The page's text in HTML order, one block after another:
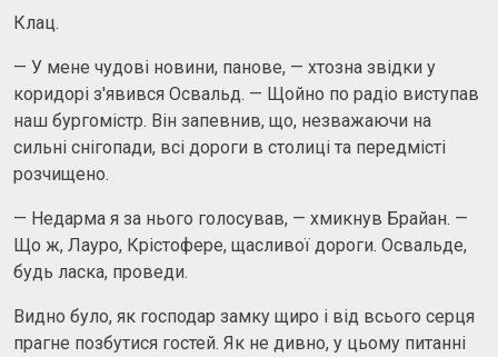
Клац.
— У мене чудові новини, панове, — хтозна звідки у
коридорі з'явився Освальд. — Щойно по радіо виступав
наш бургомістр. Він запевнив, що, незважаючи на
сильні снігопади, всі дороги в столиці та передмісті
розчищено.
— Недарма я за нього голосував, — хмикнув Брайан. —
Що ж, Лауро, Крістофере, щасливої ​​дороги. Освальде,
будь ласка, проведи.
Видно було, як господар замку щиро і від всього серця
прагне позбутися гостей. Як не дивно, у цьому питанні